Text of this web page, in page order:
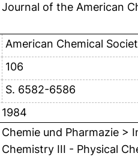
Journal of the American
American Chemical
106
S. 6582-6586
1984
Chemie und Pharmazie >
Chemistry III - Physical